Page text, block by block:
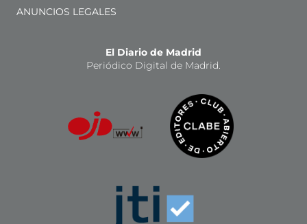
ANUNCIOS LEGALES
El Diario de Madrid
Periódico Digital de Madrid.